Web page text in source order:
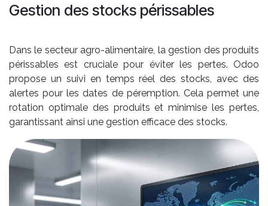
Dans le secteur agro-alimentaire, la gestion des produits
périssables est cruciale pour éviter les pertes. Odoo
propose un suivi en temps réel des stocks, avec des
alertes pour les dates de péremption. Cela permet une
rotation optimale des produits et minimise les pertes,
garantissant ainsi une gestion efficace des stocks.
Gestion des stocks périssables